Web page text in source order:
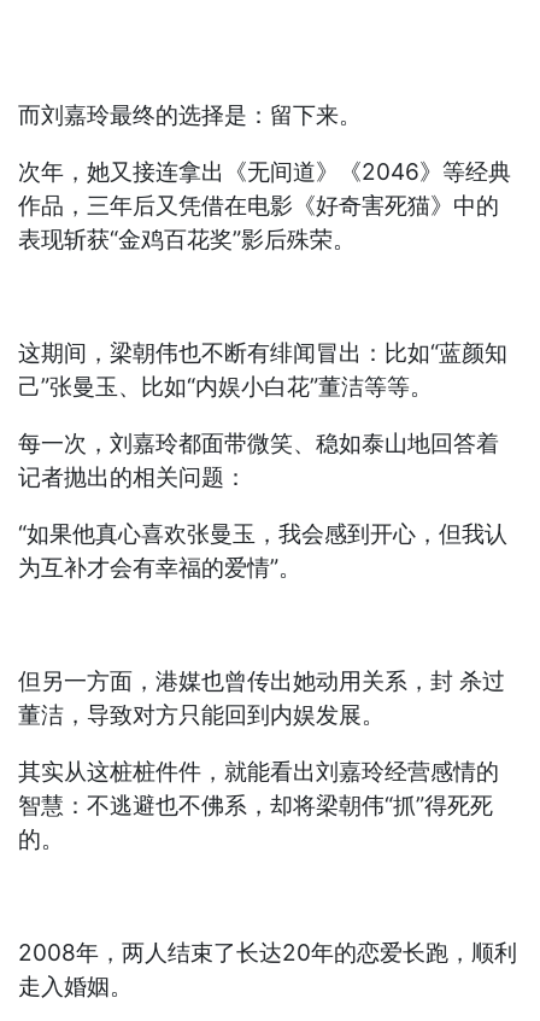
而刘嘉玲最终的选择是：留下来。
次年，她又接连拿出《无间道》《2046》等经典
作品，三年后又凭借在电影《好奇害死猫》中的
表现斩获“金鸡百花奖”影后殊荣。
这期间，梁朝伟也不断有绯闻冒出：比如“蓝颜知
己”张曼玉、比如“内娱小白花”董洁等等。
每一次，刘嘉玲都面带微笑、稳如泰山地回答着
记者抛出的相关问题：
“如果他真心喜欢张曼玉，我会感到开心，但我认
为互补才会有幸福的爱情”。
但另一方面，港媒也曾传出她动用关系，封 杀过
董洁，导致对方只能回到内娱发展。
其实从这桩桩件件，就能看出刘嘉玲经营感情的
智慧：不逃避也不佛系，却将梁朝伟“抓”得死死
的。
2008年，两人结束了长达20年的恋爱长跑，顺利
走入婚姻。